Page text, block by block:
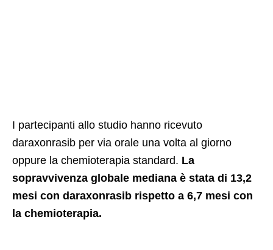
I partecipanti allo studio hanno ricevuto
daraxonrasib per via orale una volta al giorno
oppure la chemioterapia standard. La
sopravvivenza globale mediana è stata di 13,2
mesi con daraxonrasib rispetto a 6,7 mesi con
la chemioterapia.